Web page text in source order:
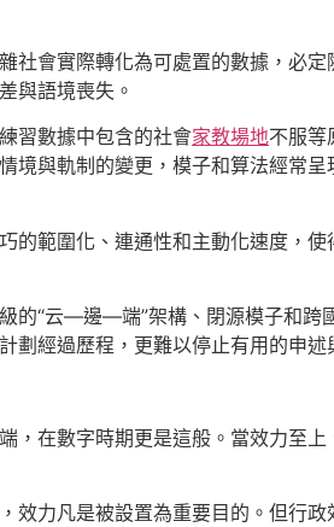
社會實際轉化為可處置的數據，必
與語境喪失。
習數據中包含的社會家教場地不服等
境與軌制的變更，模子和算法經常
的範圍化、連通性和主動化速度，
的“云—邊—端”架構、閉源模子和
劃經過歷程，更難以停止有用的申述
，在數字時期更是這般。當效力至
效力凡是被設置為重要目的。但行